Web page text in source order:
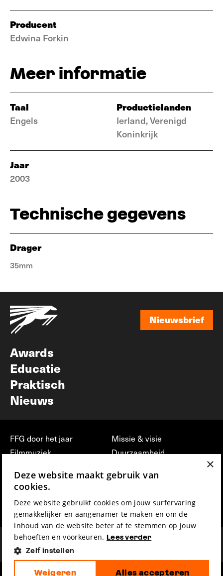
Producent
Edwina Forkin
Meer informatie
Taal
Engels
Productielanden
Ierland, Verenigd
Koninkrijk
Jaar
2003
Technische gegevens
Drager
35mm
Nieuwsbrief
Awards
Educatie
Praktisch
Nieuws
FFG door het jaar
Filmmuziek
Press & Industry
Film Fest Friends
Missie & visie
Duurzaamheid
vrijwilligerswerk bij FFG
Privacy & Disclaimer
×
Deze website maakt gebruik van
cookies.
Deze website gebruikt cookies om jouw surfervaring
gemakkelijker en aangenamer te maken en om de
inhoud van de website beter af te stemmen op jouw
behoeften en voorkeuren. Lees verder
Zelf instellen
Alles accepteren
Weigeren